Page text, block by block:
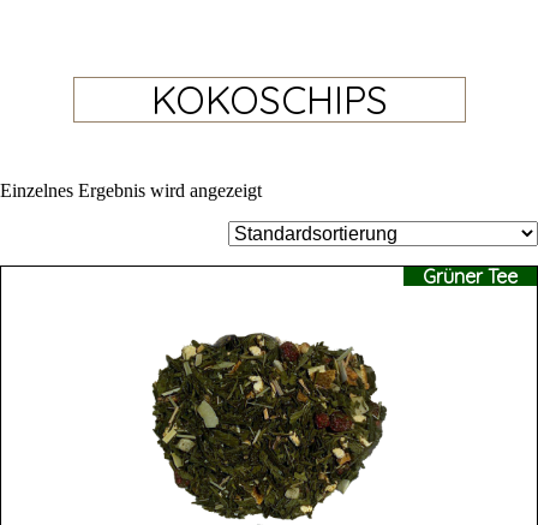
KOKOSCHIPS
Einzelnes Ergebnis wird angezeigt
Grüner Tee